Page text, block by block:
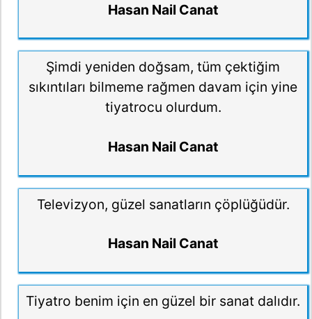
Hasan Nail Canat
Şimdi yeniden doğsam, tüm çektiğim
sıkıntıları bilmeme rağmen davam için yine
tiyatrocu olurdum.
Hasan Nail Canat
Televizyon, güzel sanatların çöplüğüdür.
Hasan Nail Canat
Tiyatro benim için en güzel bir sanat dalıdır.